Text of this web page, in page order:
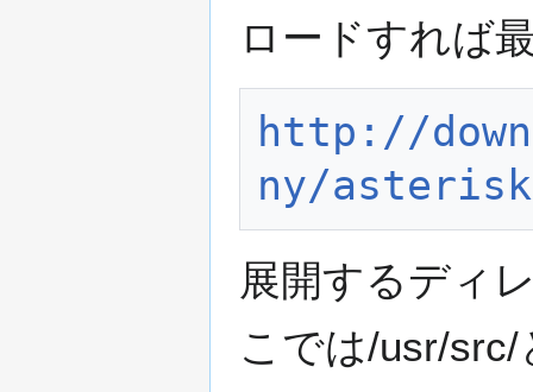
ロードすれば
http://
ny/
展開するディ
こでは/usr/